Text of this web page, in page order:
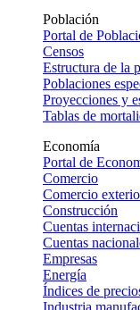
Población
Portal de
Censos
Estructura de la
Poblaciones
Proyecciones y
Tablas de
Economía
Portal de
Comercio
Comercio
Construcción
Cuentas
Cuentas
Empresas
Energía
Índices de
Industria